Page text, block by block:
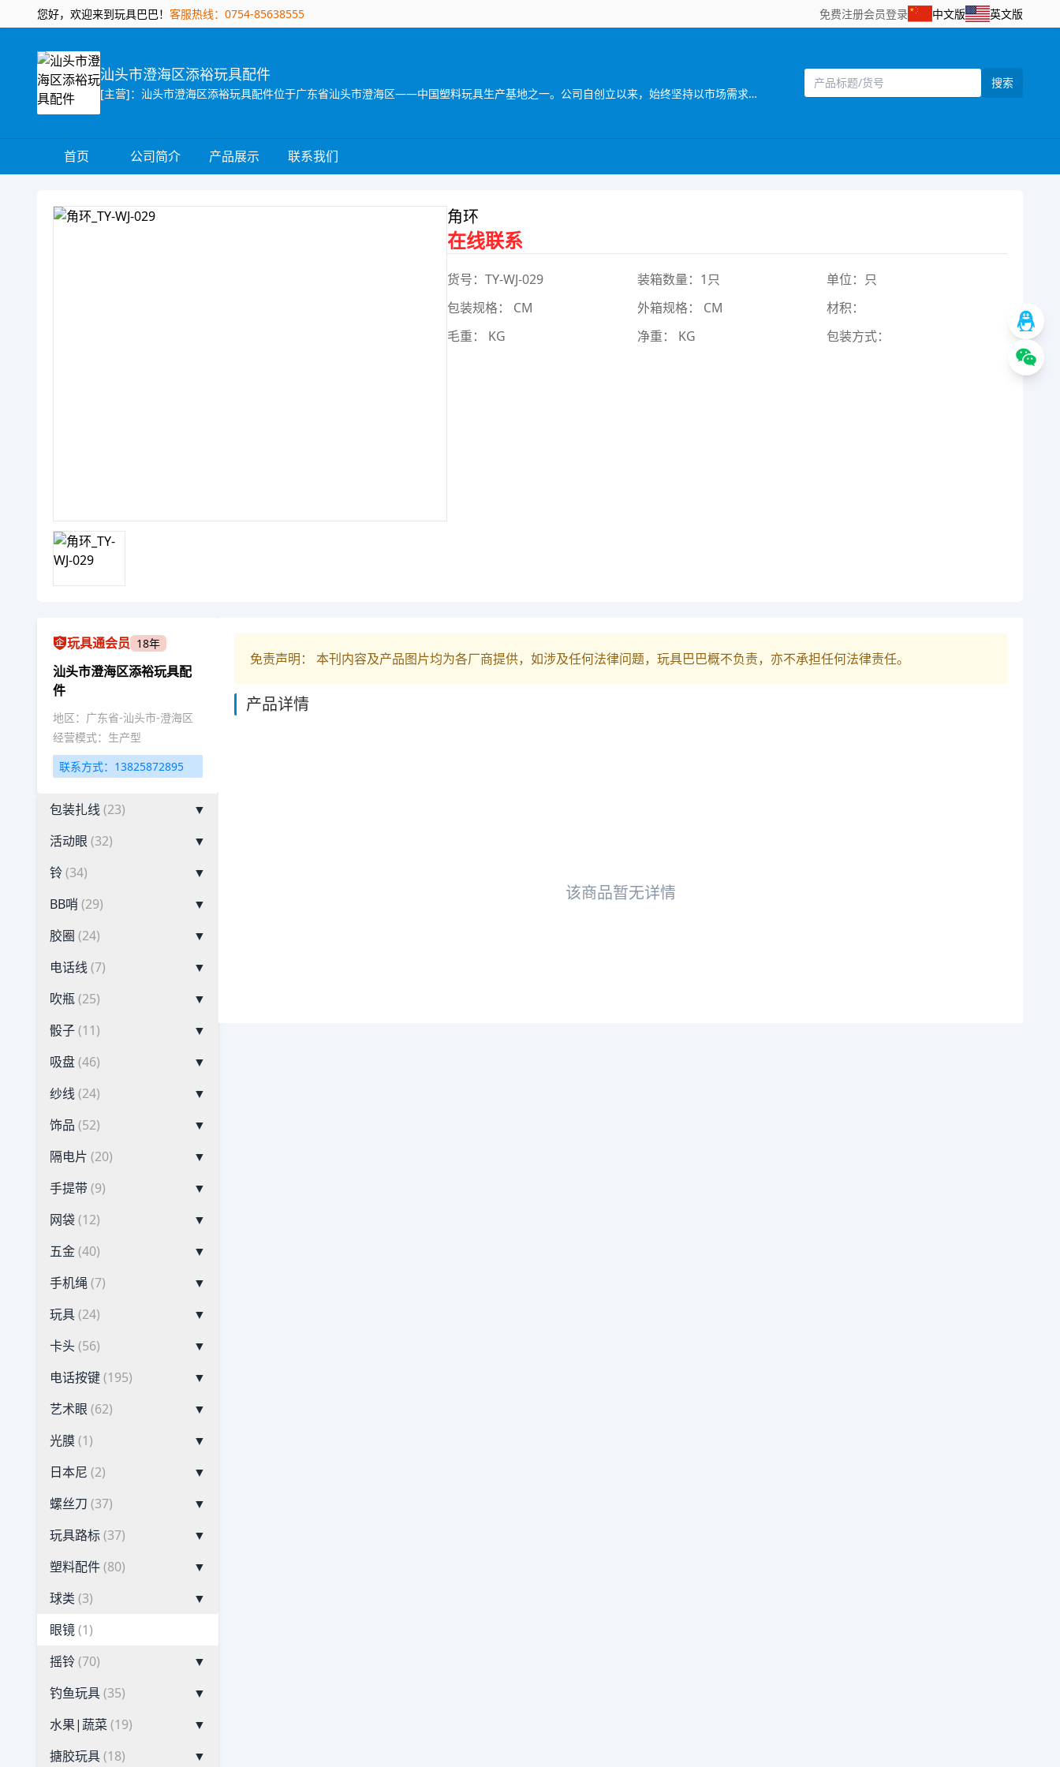
您好，欢迎来到玩具巴巴！ 客服热线：0754-85638555 免费注册会员登录 中文版 英文版
汕头市澄海区添裕玩具配件
[主营]：汕头市澄海区添裕玩具配件位于广东省汕头市澄海区——中国塑料玩具生产基地之一。公司自创立以来，始终坚持以市场需求为主导，以产品质量为企业生命，研发创新以科技含量较高的产品为目标，以设计独特，功能齐全的产品特色，参与市场竞争。同时，公司还拥有一批熟悉玩具产品贸易业务、精通外贸英语的高素质业务人员，配备有电脑网络等现代化办公设施，为贸易全过程提供了优质高效的服务，受到了各地贸易伙伴的高度评价。公司一贯奉行“质量第一，诚信立业”的经营理念，确保产品符合相关的质量标准和客户要求。深受广大客户的信赖和欢迎。公司业务正蒸蒸日上。 公司本着“勇于开拓，不断创新，诚信务实，客户至上，质量第一，追求卓著”的企业理念，严格控制产品质量，不断改进创新，确保产品符合相关质量标准和客户要求，凭借自身优势及准确的市场定位，使产品更具吸引力和趣味性，倍受客户好评。以诚为本、平等合作的经营宗旨，深受各商家，消费者的信任及赞誉。“创造、技术、品质”是本公司面向21世纪的口号。 展望未来，我们正以饱满的热情，昂扬的姿态，积极致力玩具新产品的开发，全面提高企业管理层次，把公司建设成为规模化的现代化科技企业。 汕头市澄海区添裕玩具配件欢迎海内外客商到我网站浏览、查询、订购;欢迎到公司展厅直接选购!“让客户得到最满意的产品”， 竭诚希望与各海内外客户建立长期友好的合作。互惠互利，携手共创辉煌明天!
搜索
首页 公司简介 产品展示 联系我们
角环
在线联系
货号：TY-WJ-029 装箱数量：1只
单位：只
包装规格： CM
外箱规格： CM
材积：
毛重： KG
净重： KG 包装方式：
玩具通会员 18年
汕头市澄海区添裕玩具配
件
地区：广东省-汕头市-澄海区
经营模式：生产型
联系方式：13825872895
包装扎线(23)
▼
活动眼 (32)
▼
铃(34)
▼
BB哨 (29)
▼
胶圈 (24)
▼
电话线(7)
▼
吹瓶(25)
▼
骰子(11)
▼
吸盘(46)
▼
纱线(24)
▼
饰品 (52)
▼
隔电片 (20)
▼
手提带(9)
▼
网袋(12)
▼
五金(40)
▼
手机绳(7)
▼
玩具(24)
▼
卡头(56)
▼
电话按键(195)
▼
艺术眼 (62)
▼
光膜(1)
▼
日本尼 (2)
▼
螺丝刀 (37)
▼
玩具路标(37)
▼
塑料配件(80)
▼
球类 (3)
▼
眼镜(1)
摇铃(70)
▼
钓鱼玩具(35)
▼
水果|蔬菜(19)
▼
搪胶玩具(18) ▼
免责声明： 本刊内容及产品图片均为各厂商提供，如涉及任何法律问题，玩具巴巴概不负责，亦不承担任何法律责任。
产品详情
该商品暂无详情